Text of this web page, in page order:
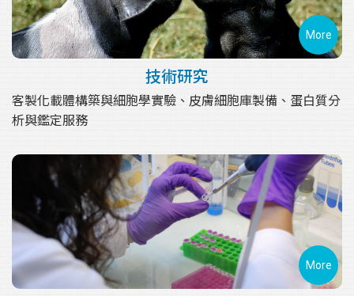
More
技術研究
客製化載體構築與細胞學實驗、皮膚細胞庫製備、蛋白質分
析與鑑定服務
More